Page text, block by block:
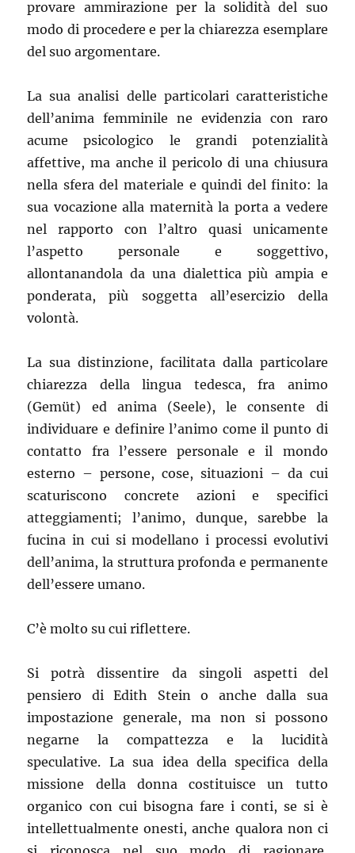
provare ammirazione per la solidità del suo
modo di procedere e per la chiarezza esemplare
del suo argomentare.
La sua analisi delle particolari caratteristiche
dell’anima femminile ne evidenzia con raro
acume psicologico le grandi potenzialità
affettive, ma anche il pericolo di una chiusura
nella sfera del materiale e quindi del finito: la
sua vocazione alla maternità la porta a vedere
nel rapporto con l’altro quasi unicamente
l’aspetto personale e soggettivo,
allontanandola da una dialettica più ampia e
ponderata, più soggetta all’esercizio della
volontà.
La sua distinzione, facilitata dalla particolare
chiarezza della lingua tedesca, fra animo
(Gemüt) ed anima (Seele), le consente di
individuare e definire l’animo come il punto di
contatto fra l’essere personale e il mondo
esterno – persone, cose, situazioni – da cui
scaturiscono concrete azioni e specifici
atteggiamenti; l’animo, dunque, sarebbe la
fucina in cui si modellano i processi evolutivi
dell’anima, la struttura profonda e permanente
dell’essere umano.
C’è molto su cui riflettere.
Si potrà dissentire da singoli aspetti del
pensiero di Edith Stein o anche dalla sua
impostazione generale, ma non si possono
negarne la compattezza e la lucidità
speculative. La sua idea della specifica della
missione della donna costituisce un tutto
organico con cui bisogna fare i conti, se si è
intellettualmente onesti, anche qualora non ci